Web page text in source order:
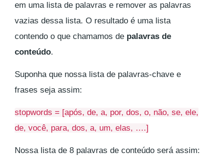
em uma lista de palavras e remover as palavras
vazias dessa lista. O resultado é uma lista
contendo o que chamamos de palavras de
conteúdo.
Suponha que nossa lista de palavras-chave e
frases seja assim:
stopwords = [após, de, a, por, dos, o, não, se, ele,
de, você, para, dos, a, um, elas, ….]
Nossa lista de 8 palavras de conteúdo será assim: